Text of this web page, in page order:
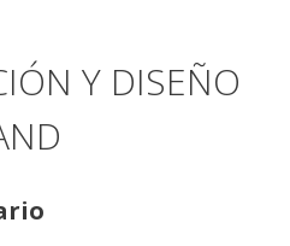
Y DISEÑO